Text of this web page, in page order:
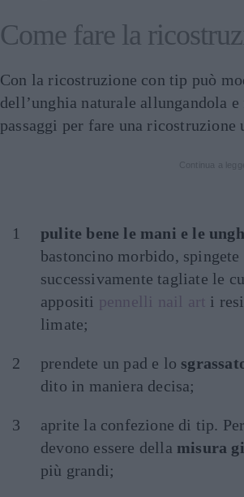
Come fare la
Con la ricostruzione con tip può
dell’unghia naturale allungandola
passaggi per fare una ricostruzione
pulite bene le mani e le
bastoncino morbido,
successivamente tagliate le
appositi pennelli nail art i
limate;
prendete un pad e lo
dito in maniera decisa;
aprite la confezione di tip.
devono essere della misura
più grandi;